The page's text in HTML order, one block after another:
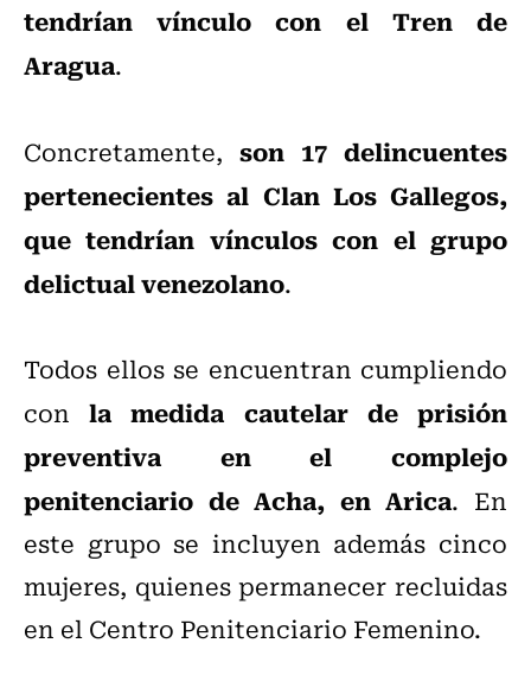
tendrían vínculo con el Tren de
Aragua.
Concretamente, son 17 delincuentes
pertenecientes al Clan Los Gallegos,
que tendrían vínculos con el grupo
delictual venezolano.
Todos ellos se encuentran cumpliendo
conla medida cautelar de prisión
preventiva en el complejo
penitenciario de Acha, en Arica. En
este grupo se incluyen además cinco
mujeres, quienes permanecer recluidas
en el Centro Penitenciario Femenino.